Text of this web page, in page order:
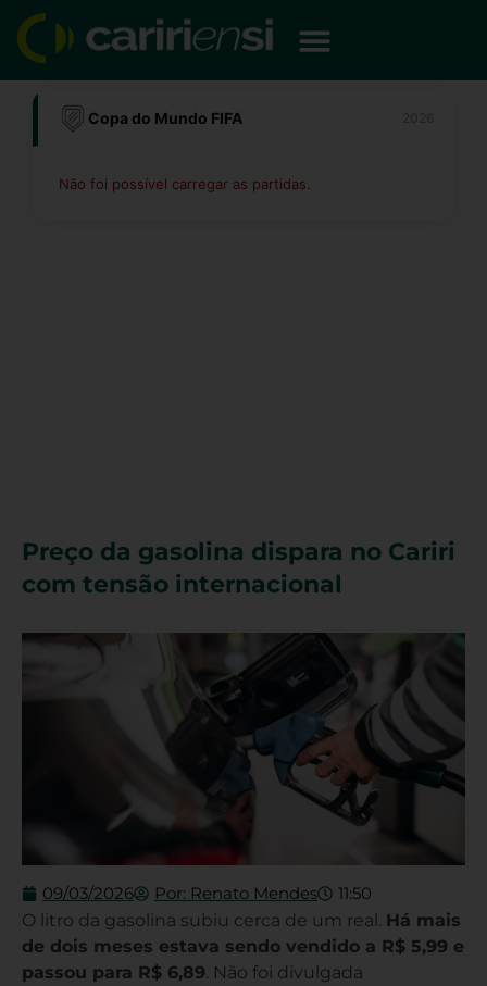
para
conteúdo
Copa do Mundo FIFA
Não foi possível carregar as partidas.
Preço da gasolina dispara no Cariri
com tensão internacional
09/03/2026 Por: Renato Mendes 11:50
O litro da gasolina subiu cerca de um real. Há mais
de dois meses estava sendo vendido a R$ 5,99 e
passou para R$ 6,89. Não foi divulgada